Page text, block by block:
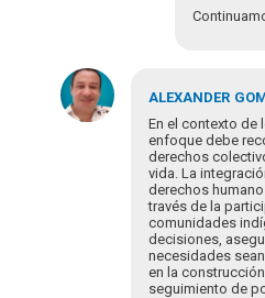
respuesta
Estimada
Luciana,
parece
muy…
Gracedede
ALEXANDER
En el contexto de
enfoque debe
derechos
vida. La
derechos
través de la
comunidades
decisiones,
necesidades
en la
seguimiento de